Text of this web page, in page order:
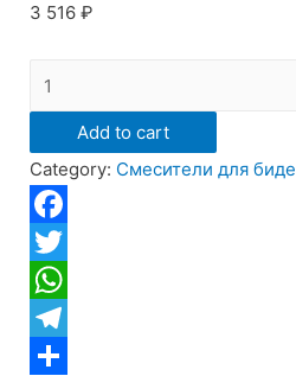
3 516 ₽
Смеситель
для
Vidima
"Орион"
ВА002АА/
В4226АА,
хром
quantity
Add to cart
Category: Смесители для биде
Facebook
Twitter
WhatsApp
Telegram